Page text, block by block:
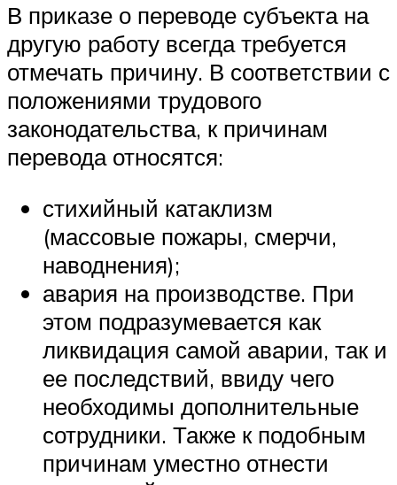
В приказе о переводе субъекта на
другую работу всегда требуется
отмечать причину. В соответствии с
положениями трудового
законодательства, к причинам
перевода относятся:
стихийный катаклизм
(массовые пожары, смерчи,
наводнения);
авария на производстве. При
этом подразумевается как
ликвидация самой аварии, так и
ее последствий, ввиду чего
необходимы дополнительные
сотрудники. Также к подобным
причинам уместно отнести